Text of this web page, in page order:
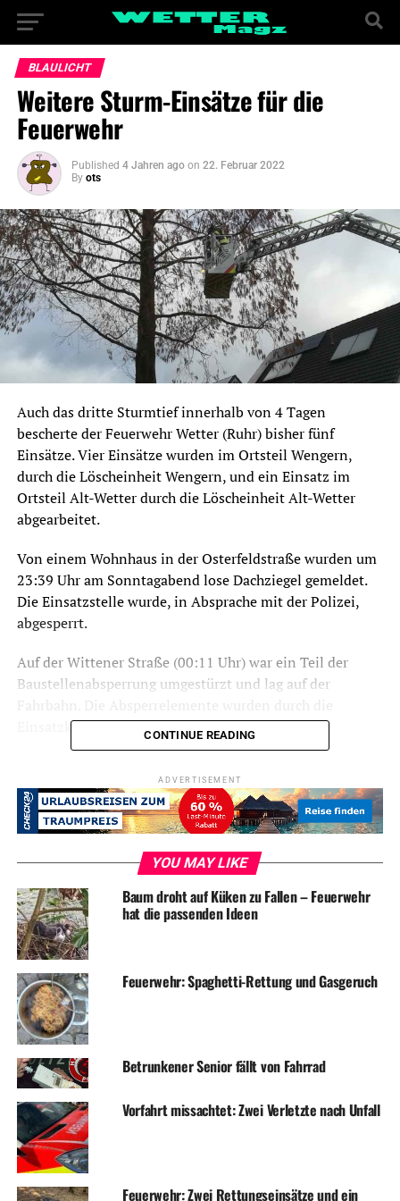
BLAULICHT
Weitere Sturm-Einsätze für die
Feuerwehr
Published 4 Jahren ago on 22. Februar 2022
By ots
Auch das dritte Sturmtief innerhalb von 4 Tagen
bescherte der Feuerwehr Wetter (Ruhr) bisher fünf
Einsätze. Vier Einsätze wurden im Ortsteil Wengern,
durch die Löscheinheit Wengern, und ein Einsatz im
Ortsteil Alt-Wetter durch die Löscheinheit Alt-Wetter
abgearbeitet.
Von einem Wohnhaus in der Osterfeldstraße wurden um
23:39 Uhr am Sonntagabend lose Dachziegel gemeldet.
Die Einsatzstelle wurde, in Absprache mit der Polizei,
abgesperrt.
Auf der Wittener Straße (00:11 Uhr) war ein Teil der
Baustellenabsperrung umgestürzt und lag auf der
Einsatzkräfte wiederaufgerichtet.
der Wittener Straße (05:45 Uhr) mussten durch die
ehrenamtlichen Einsatzkräfte jeweils Bäume, bzw. Äste
mittels Muskelkraft oder Bügelsäge entfernt werden. Die
Einsätze konnten immer nach einer guten halben Stunde
Am Montagmorgen um 08:48 Uhr wurde die
Löscheinheit Alt-Wetter in den Martin-Edelhoff-Weg
alarmiert. Hier hatte sich aufgrund des Sturmes in einer
Höhe von 10 m ein Ast gelöst, welcher nun drohte auf
den Gehweg zu stürzen. Über die Drehleiter wurde der
Gefahrenast beseitigt. Der Einsatz konnte nach 35
Minuten beendet werden.
Die Löscheinheit Alt-Wetter wurde am Sonntag um 19:54
Uhr zu einer Person hinter verschlossener Wohnungstür
in der Harkortstraße alarmiert. Durch die ehrenamtlichen
Einsatzkräfte musste die Tür gewaltsam geöffnet werden.
CONTINUE READING
ADVERTISEMENT
YOU MAY LIKE
Baum droht auf Küken zu Fallen – Feuerwehr
hat die passenden Ideen
Feuerwehr: Spaghetti-Rettung und Gasgeruch
Betrunkener Senior fällt von Fahrrad
Vorfahrt missachtet: Zwei Verletzte nach Unfall
Feuerwehr: Zwei Rettungseinsätze und ein